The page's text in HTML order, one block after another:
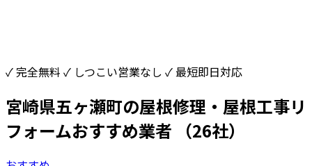
✓ 完全無料 ✓ しつこい営業なし ✓ 最短即日対応
宮崎県五ヶ瀬町の屋根修理・屋根工事リ
フォームおすすめ業者
（26社）